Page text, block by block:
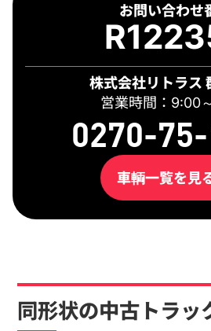
お問い合わせ
株式会社リトラス
営業時間：9:00
0270-
車輌一覧を見
同形状の中古トラッ